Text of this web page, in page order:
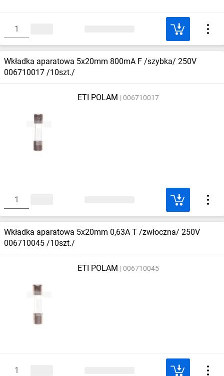
Wkładka aparatowa 5x20mm 800mA F /szybka/ 250V
006710017 /10szt./
ETI POLAM 006710017
Wkładka aparatowa 5x20mm 0,63A T /zwłoczna/ 250V
006710045 /10szt./
ETI POLAM 006710045